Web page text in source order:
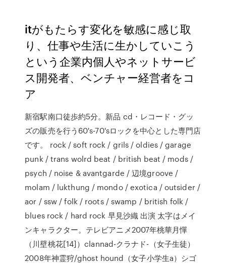
itがもたらす変化を敏感に感じ取
り、仕事や生活に生かしていこう
という企業内個人やネットサービ
ス開発者、ベンチャー経営者をコ
ア
新宿駅南口徒歩約5分。新品 cd・レコード・グッ
ズの販売を行う60's-70'sロックを中心とした専門店
です。 rock / soft rock / grils / oldies / garage
punk / trans wolrd beat / british beat / mods /
psych / noise & avantgarde / 辺境groove /
molam / lukthung / mondo / exotica / outsider /
aor / ssw / folk / roots / swamp / british folk /
blues rock / hard rock 早見沙織 出演 太字はメイ
ンキャラクター。テレビアニメ2007年桃華月憚
（川壁桃花[14]）clannad-クラナド-（女子生徒）
2008年神霊狩/ghost hound（女子小学生a）シゴ